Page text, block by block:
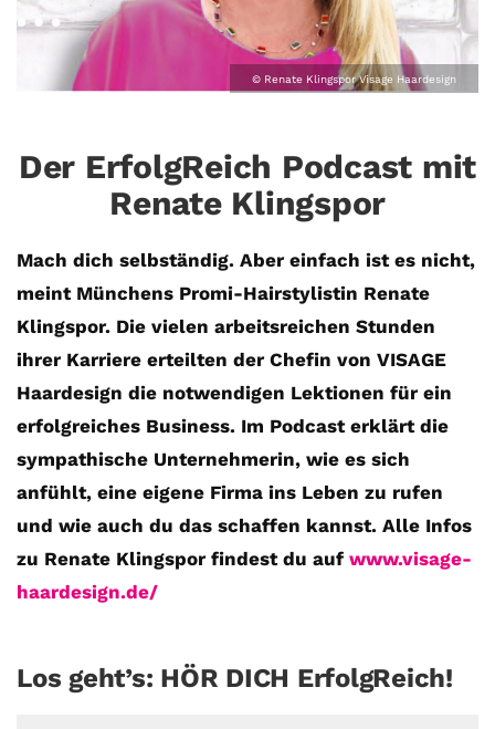
© Renate Klingspor Visage Haardesign
Der ErfolgReich Podcast mit
Renate Klingspor
Mach dich selbständig. Aber einfach ist es nicht,
meint Münchens Promi-Hairstylistin Renate
Klingspor. Die vielen arbeitsreichen Stunden
ihrer Karriere erteilten der Chefin von VISAGE
Haardesign die notwendigen Lektionen für ein
erfolgreiches Business. Im Podcast erklärt die
sympathische Unternehmerin, wie es sich
anfühlt, eine eigene Firma ins Leben zu rufen
und wie auch du das schaffen kannst. Alle Infos
zu Renate Klingspor findest du auf www.visage-
haardesign.de/
Los geht’s: HÖR DICH ErfolgReich!